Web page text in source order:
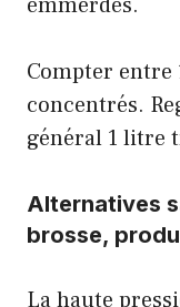
emmerdes.
Compter entre
concentrés.
général 1 litre
Alternatives
brosse,
La haute